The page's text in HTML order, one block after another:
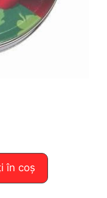
în coș